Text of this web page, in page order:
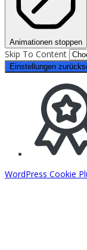
Animationen stoppen
Skip To Content
Einstellungen
WordPress Cookie